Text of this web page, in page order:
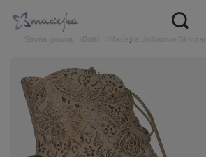
Strona główna Botki